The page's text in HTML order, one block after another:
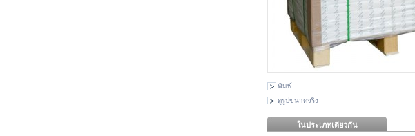
พิมพ์
ดูรูปขนาดจริง
ในประเภทเดียวกัน